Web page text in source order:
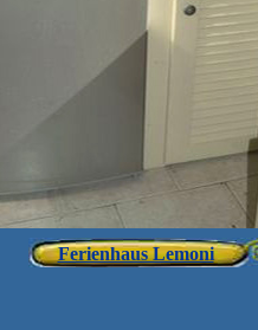
Ferienhaus Lemoni